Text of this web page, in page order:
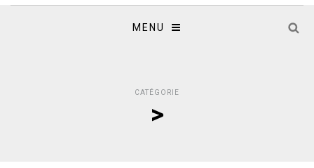
MENU
CATÉGORIE
>